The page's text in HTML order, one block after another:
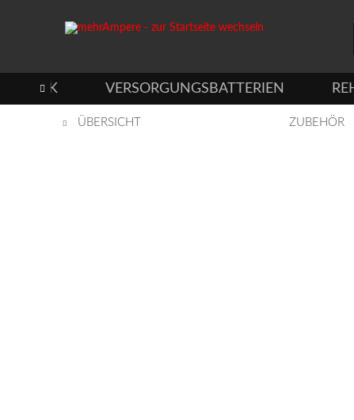
VERSORGUNGSBATTERIEN

ÜBERSICHT ZUBEHÖR